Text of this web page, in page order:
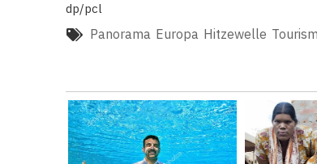
dp/pcl
Panorama Europa Hitzewelle